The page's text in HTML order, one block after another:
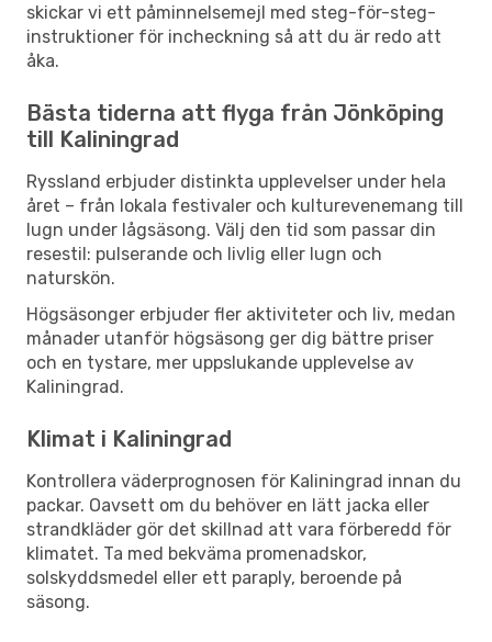
skickar vi ett påminnelsemejl med steg-för-steg-
instruktioner för incheckning så att du är redo att
åka.
Bästa tiderna att flyga från Jönköping
till Kaliningrad
Ryssland erbjuder distinkta upplevelser under hela
året – från lokala festivaler och kulturevenemang till
lugn under lågsäsong. Välj den tid som passar din
resestil: pulserande och livlig eller lugn och
naturskön.
Högsäsonger erbjuder fler aktiviteter och liv, medan
månader utanför högsäsong ger dig bättre priser
och en tystare, mer uppslukande upplevelse av
Kaliningrad.
Klimat i Kaliningrad
Kontrollera väderprognosen för Kaliningrad innan du
packar. Oavsett om du behöver en lätt jacka eller
strandkläder gör det skillnad att vara förberedd för
klimatet. Ta med bekväma promenadskor,
solskyddsmedel eller ett paraply, beroende på
säsong.